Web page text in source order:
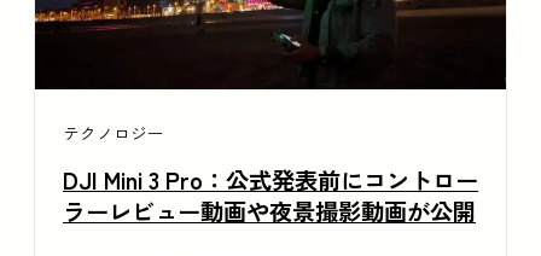
テクノロジー
DJI Mini 3 Pro：公式発表前にコントロー
ラーレビュー動画や夜景撮影動画が公開